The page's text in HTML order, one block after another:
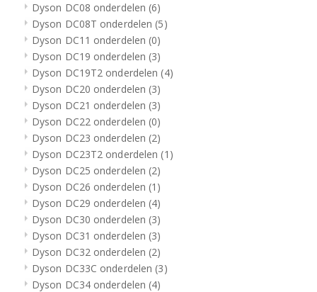
Dyson DC08 onderdelen (6)
Dyson DC08T onderdelen (5)
Dyson DC11 onderdelen (0)
Dyson DC19 onderdelen (3)
Dyson DC19T2 onderdelen (4)
Dyson DC20 onderdelen (3)
Dyson DC21 onderdelen (3)
Dyson DC22 onderdelen (0)
Dyson DC23 onderdelen (2)
Dyson DC23T2 onderdelen (1)
Dyson DC25 onderdelen (2)
Dyson DC26 onderdelen (1)
Dyson DC29 onderdelen (4)
Dyson DC30 onderdelen (3)
Dyson DC31 onderdelen (3)
Dyson DC32 onderdelen (2)
Dyson DC33C onderdelen (3)
Dyson DC34 onderdelen (4)